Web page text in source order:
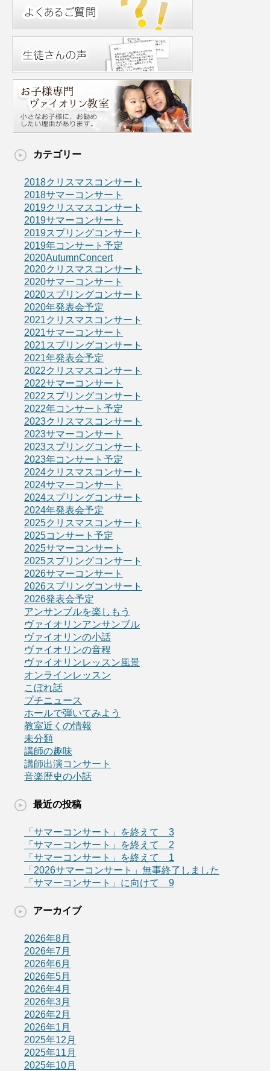
カテゴリー
2018クリスマスコンサート
2018サマーコンサート
2019クリスマスコンサート
2019サマーコンサート
2019スプリングコンサート
2019年コンサート予定
2020AutumnConcert
2020クリスマスコンサート
2020サマーコンサート
2020スプリングコンサート
2020年発表会予定
2021クリスマスコンサート
2021サマーコンサート
2021スプリングコンサート
2021年発表会予定
2022クリスマスコンサート
2022サマーコンサート
2022スプリングコンサート
2022年コンサート予定
2023クリスマスコンサート
2023サマーコンサート
2023スプリングコンサート
2023年コンサート予定
2024クリスマスコンサート
2024サマーコンサート
2024スプリングコンサート
2024年発表会予定
2025クリスマスコンサート
2025コンサート予定
2025サマーコンサート
2025スプリングコンサート
2026サマーコンサート
2026スプリングコンサート
2026発表会予定
アンサンブルを楽しもう
ヴァイオリンアンサンブル
ヴァイオリンの小話
ヴァイオリンの音程
ヴァイオリンレッスン風景
オンラインレッスン
こぼれ話
プチニュース
ホールで弾いてみよう
教室近くの情報
未分類
講師の趣味
講師出演コンサート
音楽歴史の小話
最近の投稿
「サマーコンサート」を終えて 3
「サマーコンサート」を終えて 2
「サマーコンサート」を終えて 1
「2026サマーコンサート」無事終了しました
「サマーコンサート」に向けて 9
アーカイブ
2026年8月
2026年7月
2026年6月
2026年5月
2026年4月
2026年3月
2026年2月
2026年1月
2025年12月
2025年11月
2025年10月